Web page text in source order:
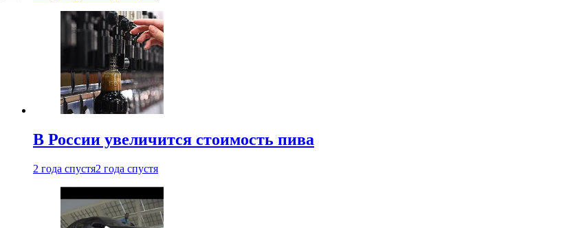
В России увеличится стоимость пива
2 года спустя2 года спустя